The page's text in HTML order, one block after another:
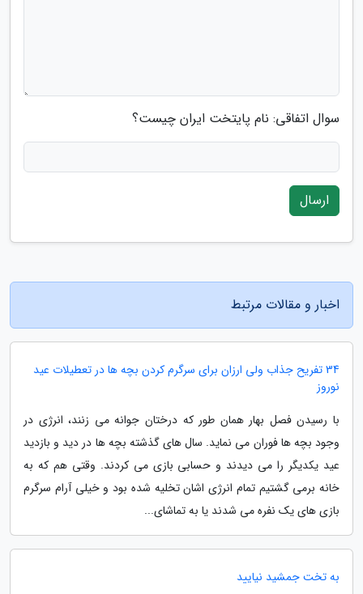
سوال اتفاقی: نام پایتخت ایران چیست؟
ارسال
اخبار و مقالات مرتبط
34 تفریح جذاب ولی ارزان برای سرگرم کردن بچه ها در تعطیلات عید
نوروز
با رسیدن فصل بهار همان طور که درختان جوانه می زنند، انرژی در
وجود بچه ها فوران می نماید. سال های گذشته بچه ها در دید و بازدید
عید یکدیگر را می دیدند و حسابی بازی می کردند. وقتی هم که به
خانه برمی گشتیم تمام انرژی اشان تخلیه شده بود و خیلی آرام سرگرم
بازی های یک نفره می شدند یا به تماشای...
به تخت جمشید نیایید